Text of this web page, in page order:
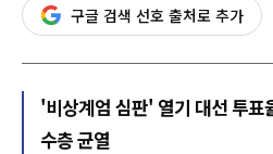
구글 검색 선호 출처로 추가
'비상계엄 심판' 열기 대선 투
수층 균열